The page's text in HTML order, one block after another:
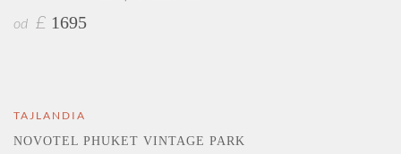
od £ 1695
TAJLANDIA
NOVOTEL PHUKET VINTAGE PARK